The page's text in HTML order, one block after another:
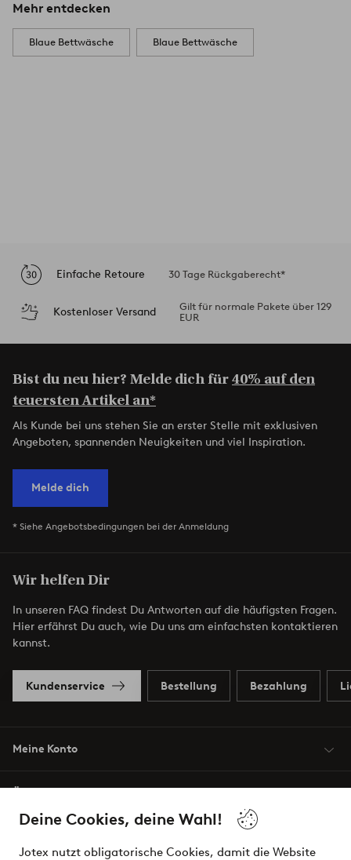
Deine Cookies, deine Wahl!
Jotex nutzt obligatorische Cookies, damit die Website
Mehr entdecken
Blaue Bettwäsche Blaue Bettwäsche
Einfache Retoure 30 Tage Rückgaberecht*
Kostenloser Versand
Gilt für normale Pakete über 129
EUR
Bist du neu hier? Melde dich für40% auf den
teuersten Artikel an*
Als Kunde bei uns stehen Sie an erster Stelle mit exklusiven
Angeboten, spannenden Neuigkeiten und viel Inspiration.
Melde dich
* Siehe Angebotsbedingungen bei der Anmeldung
Wir helfen Dir
In unseren FAQ findest Du Antworten auf die häufigsten Fragen.
Hier erfährst Du auch, wie Du uns am einfachsten kontaktieren
kannst.
Kundenservice Bestellung Bezahlung
Meine Konto